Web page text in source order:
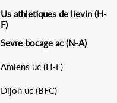
Us athletiques de lievin (H-
F)
Sevre bocage ac (N-A)
Amiens uc (H-F)
Dijon uc (BFC)